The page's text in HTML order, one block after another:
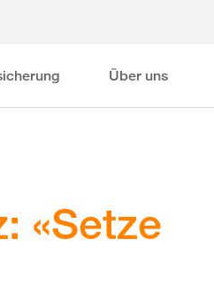
Über uns
«Setze